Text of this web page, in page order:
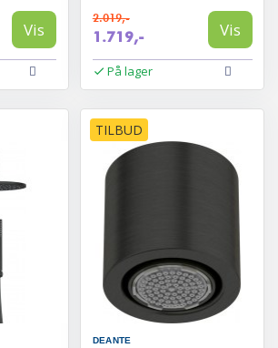
Vis
2.019,-
1.719,- Vis
På lager
TILBUD
DEANTE